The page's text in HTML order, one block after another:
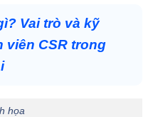
Vai trò và kỹ
viên CSR trong
họa